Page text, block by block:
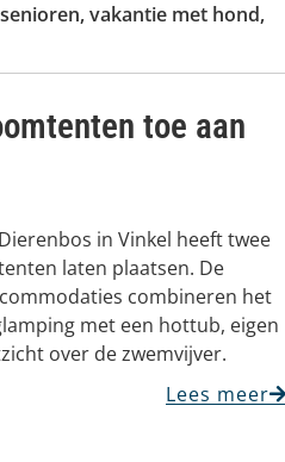
senioren,vakantie met hond,
toe aan
in Vinkel heeft twee
laten plaatsen. De
combineren het
met een hottub, eigen
over de zwemvijver.
Lees meer